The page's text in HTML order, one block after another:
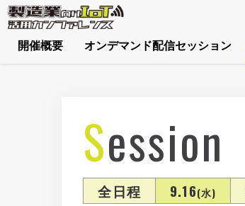
開催概要 オンデマンド配信セッション
Session
全日程 9.16(水)